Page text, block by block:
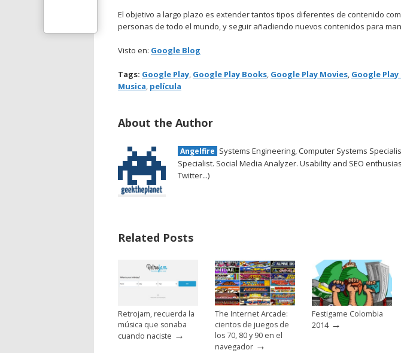
El objetivo a largo plazo es extender tantos tipos diferentes de contenido
personas de todo el mundo, y seguir añadiendo nuevos contenidos para
Visto en: Google Blog
Tags: Google Play, Google Play Books, Google Play Movies, Google
Musica, película
About the Author
Angelfire Systems Engineering, Computer Systems
Specialist. Social Media Analyzer. Usability and SEO
Twitter...)
Related Posts
Retrojam, recuerda la
música que sonaba
cuando naciste →
The Internet Arcade:
cientos de juegos de
los 70, 80 y 90 en el
navegador →
Festigame Colombia
2014→